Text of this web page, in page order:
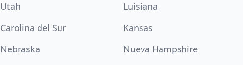
Utah Luisiana
Carolina del Sur Kansas
Nebraska Nueva Hampshire